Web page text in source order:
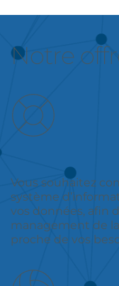
Notre
Vous souhaitez
système
vos données, afin
management de
proche de vos